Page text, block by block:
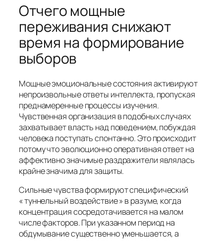
Отчего мощные
переживания снижают
время на формирование
выборов
Мощные эмоциональные состояния активируют
непроизвольные ответы интеллекта, пропуская
преднамеренные процессы изучения.
Чувственная организация в подобных случаях
захватывает власть над поведением, побуждая
человека поступать спонтанно. Это происходит
потому что эволюционно оперативная ответ на
аффективно значимые раздражители являлась
крайне значима для защиты.
Сильные чувства формируют специфический
« туннельный воздействие » в разуме, когда
концентрация сосредотачивается на малом
числе факторов. При указанном период на
обдумывание существенно уменьшается, а